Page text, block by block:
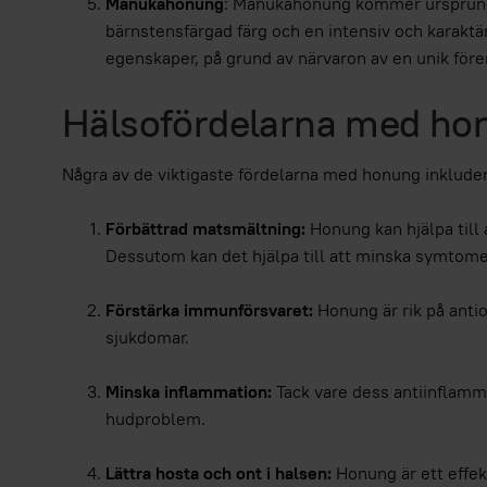
bärnstensfärgad färg och en intensiv och
egenskaper, på grund av närvaron av en unik
Hälsofördelarna med
Några av de viktigaste fördelarna med honung
Förbättrad matsmältning: Honung kan hjälpa
Dessutom kan det hjälpa till att minska
Förstärka immunförsvaret: Honung är rik på
sjukdomar.
Minska inflammation: Tack vare dess
hudproblem.
Lättra hosta och ont i halsen: Honung är ett